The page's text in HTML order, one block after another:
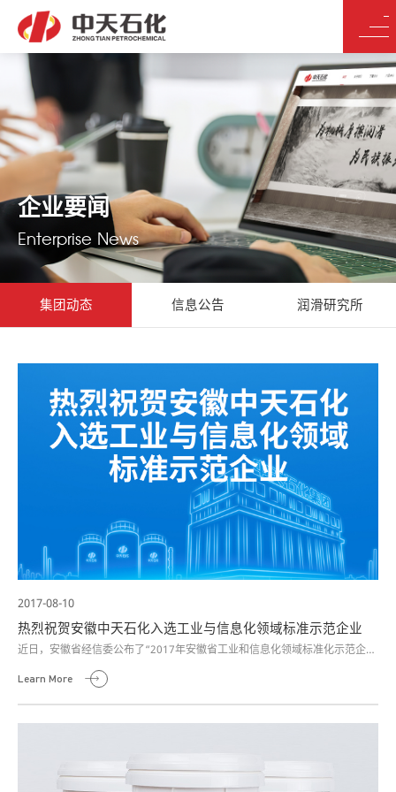
企业要闻
Enterprise News
集团动态 信息公告 润滑研究所
2017-08-10
热烈祝贺安徽中天石化入选工业与信息化领域标准示范企业
近日，安徽省经信委公布了“2017年安徽省工业和信息化领域标准化示范企
企业榜上有名。
Learn More